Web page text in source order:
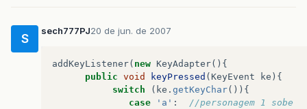
S
sech777PJ20 de jun. de 2007
addKeyListener( new KeyAdapter(){
public void keyPressed ( KeyEvent ke ){
switch
( ke . getKeyChar()){
case
'a' :
//personagem 1 sobe